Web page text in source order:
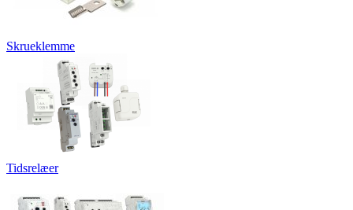
Skrueklemme
Tidsrelæer